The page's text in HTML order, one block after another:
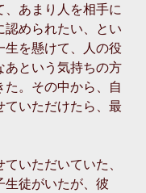
あまり人を相手に
認められたい、とい
生を懸けて、人の役
あという気持ちの方
た。その中から、自
ていただけたら、最
いただいていた、
生徒がいたが、彼